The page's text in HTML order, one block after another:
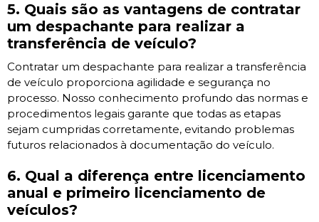
5. Quais são as vantagens de contratar
um despachante para realizar a
transferência de veículo?
Contratar um despachante para realizar a transferência
de veículo proporciona agilidade e segurança no
processo. Nosso conhecimento profundo das normas e
procedimentos legais garante que todas as etapas
sejam cumpridas corretamente, evitando problemas
futuros relacionados à documentação do veículo.
6. Qual a diferença entre licenciamento
anual e primeiro licenciamento de
veículos?